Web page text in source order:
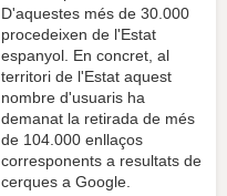
D'aquestes més de 30.000
procedeixen de l'Estat
espanyol. En concret, al
territori de l'Estat aquest
nombre d'usuaris ha
demanat la retirada de més
de 104.000 enllaços
corresponents a resultats de
cerques a Google.